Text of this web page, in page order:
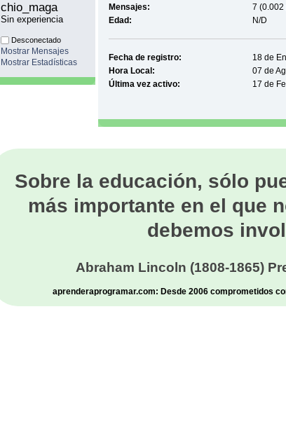
chio_maga
Sin experiencia
Desconectado
Mostrar Mensajes
Mostrar Estadísticas
Mensajes:
7 (0.002
Edad:
N/D
Fecha de registro:
18 de
Hora Local:
07 de
Última vez activo:
17 de
Sobre la educación, sólo
más importante en el que
debemos
Abraham Lincoln (1808-1865)
aprenderaprogramar.com: Desde 2006 comprometidos